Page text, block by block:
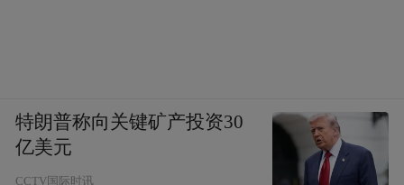
特朗普称向关键矿产投资30
亿美元
CCTV国际时讯